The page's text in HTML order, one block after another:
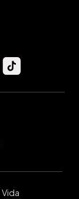
Vida